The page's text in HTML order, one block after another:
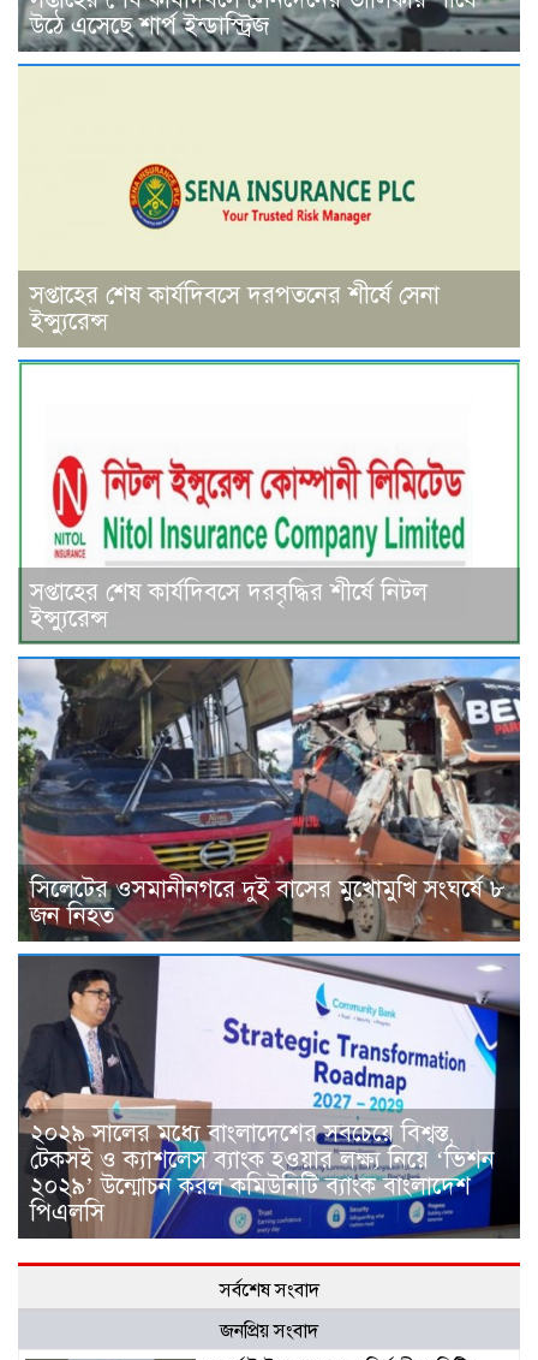
উঠে এসেছে শার্প ইন্ডাস্ট্রিজ
সপ্তাহের শেষ কার্যদিবসে দরপতনের শীর্ষে সেনা
ইন্স্যুরেন্স
সপ্তাহের শেষ কার্যদিবসে দরবৃদ্ধির শীর্ষে নিটল
ইন্স্যুরেন্স
সিলেটের ওসমানীনগরে দুই বাসের মুখোমুখি সংঘর্ষে ৮
জন নিহত
২০২৯ সালের মধ্যে বাংলাদেশের সবচেয়ে বিশ্বস্ত,
টেকসই ও ক্যাশলেস ব্যাংক হওয়ার লক্ষ্য নিয়ে ‘ভিশন
২০২৯’ উন্মোচন করল কমিউনিটি ব্যাংক বাংলাদেশ
পিএলসি
সর্বশেষ সংবাদ
জনপ্রিয় সংবাদ